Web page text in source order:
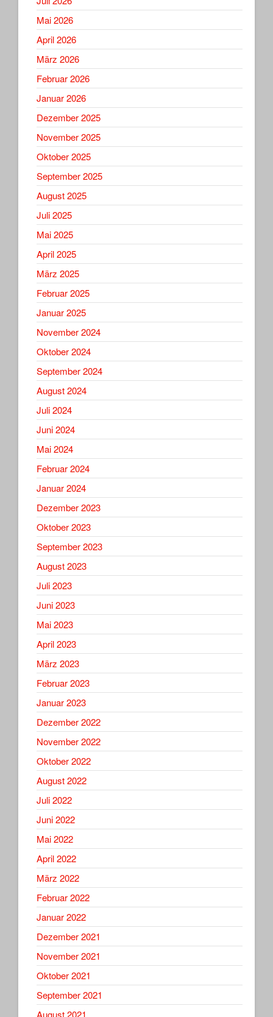
Mai 2026
April 2026
März 2026
Februar 2026
Januar 2026
Dezember 2025
November 2025
Oktober 2025
September 2025
August 2025
Juli 2025
Mai 2025
April 2025
März 2025
Februar 2025
Januar 2025
November 2024
Oktober 2024
September 2024
August 2024
Juli 2024
Juni 2024
Mai 2024
Februar 2024
Januar 2024
Dezember 2023
Oktober 2023
September 2023
August 2023
Juli 2023
Juni 2023
Mai 2023
April 2023
März 2023
Februar 2023
Januar 2023
Dezember 2022
November 2022
Oktober 2022
August 2022
Juli 2022
Juni 2022
Mai 2022
April 2022
März 2022
Februar 2022
Januar 2022
Dezember 2021
November 2021
Oktober 2021
September 2021
August 2021